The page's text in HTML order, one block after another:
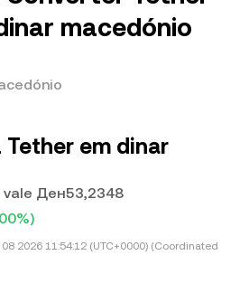
macedónio
Tether em dinar
vale Ден53,2348
2026 11:54:12 (UTC+0000) (Coordinated